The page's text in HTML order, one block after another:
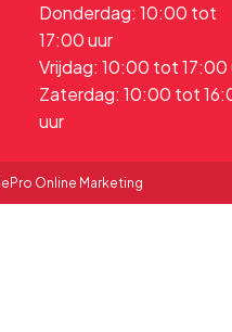
Donderdag: 10:00 tot
17:00 uur
Vrijdag: 10:00 tot 17:00
Zaterdag: 10:00 tot
uur
Online Marketing